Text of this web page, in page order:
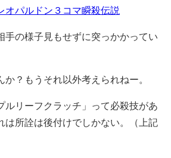
オパルドン３コマ瞬殺伝説
手の様子見もせずに突っかかってい
か？もうそれ以外考えられねー。
ルリーフクラッチ」って必殺技があ
は所詮は後付けでしかない。（上記